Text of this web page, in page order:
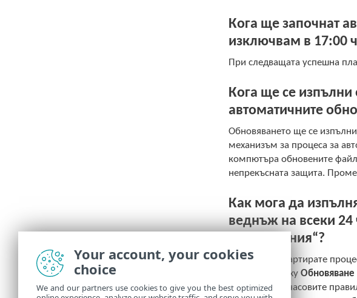
Кога ще започнат
изключвам в 17:00
При следващата успешна
Кога ще се изпълни
автоматичните
Обновяването ще се
механизъм за процеса за
компютъра обновените
непрекъсната защита.
Как мога да
веднъж на всеки 24
обновявания“?
Можете да стартирате
щракнете върхуОбновяване
отразяват 24-часовите
Your account, your cookies
choice
We and our partners use cookies to give you the best optimized